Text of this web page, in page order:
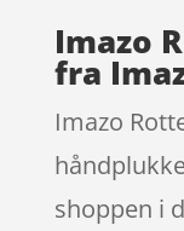
Imazo
fra
Imazo
shoppen i